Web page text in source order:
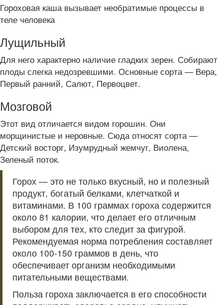
Гороховая каша вызывает необратимые процессы в
теле человека
Лущильный
Для него характерно наличие гладких зерен. Собирают
плоды слегка недозревшими. Основные сорта — Вера,
Первый ранний, Салют, Первоцвет.
Мозговой
Этот вид отличается видом горошин. Они
морщинистые и неровные. Сюда относят сорта —
Детский восторг, Изумрудный жемчуг, Виолена,
Зеленый поток.
Горох — это не только вкусный, но и полезный
продукт, богатый белками, клетчаткой и
витаминами. В 100 граммах гороха содержится
около 81 калории, что делает его отличным
выбором для тех, кто следит за фигурой.
Рекомендуемая норма потребления составляет
около 100-150 граммов в день, что
обеспечивает организм необходимыми
питательными веществами.
Польза гороха заключается в его способности